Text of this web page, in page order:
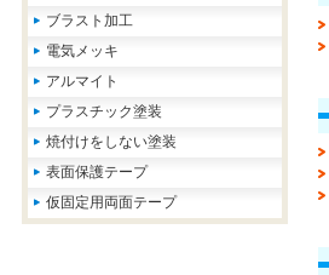
ブラスト加工
電気メッキ
アルマイト
プラスチック塗装
焼付けをしない塗装
表面保護テープ
仮固定用両面テープ